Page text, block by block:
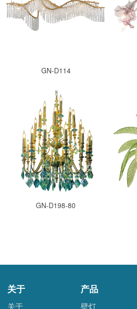
GN-D114
GN-D198-80
关于
关于
产品
壁灯